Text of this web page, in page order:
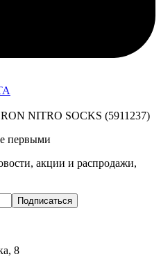
NITRO SOCKS (5911237)
первыми
акции и распродажи,
Подписаться
8